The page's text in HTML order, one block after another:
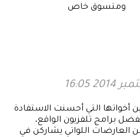
ومتسوق خاص
أخواتها التي أحسنت الاستفادة
برامج تلفزيون الواقع،
19 عاماً باتت من العارضات اللواتي يشاركن في